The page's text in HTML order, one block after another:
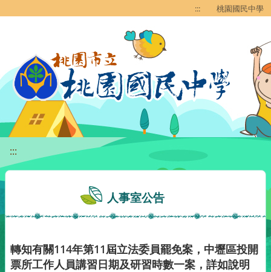
::: 桃園國民中學
:::
人事室公告
轉知有關114年第11屆立法委員罷免案，中壢區投開
票所工作人員講習日期及研習時數一案，詳如說明